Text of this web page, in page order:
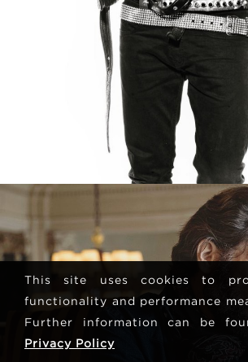
This site uses cookies to
functionality and performance
Further information can be
Privacy Policy